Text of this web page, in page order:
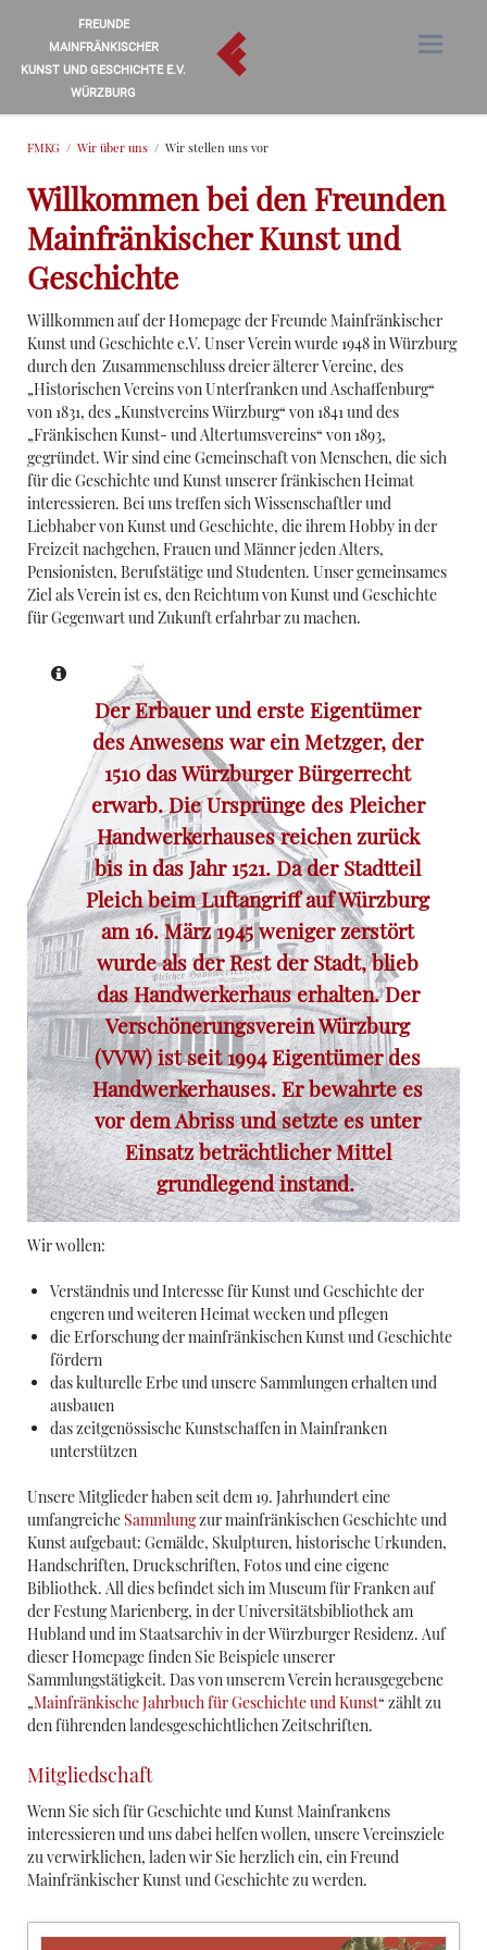
FREUNDE
MAINFRÄNKISCHER
KUNST UND GESCHICHTE E.V.
WÜRZBURG
FMKG Wir über uns Wir stellen uns vor
Willkommen bei den Freunden
Mainfränkischer Kunst und
Geschichte
Willkommen auf der Homepage der Freunde Mainfränkischer
Kunst und Geschichte e.V. Unser Verein wurde 1948 in Würzburg
durch den Zusammenschluss dreier älterer Vereine, des
„Historischen Vereins von Unterfranken und Aschaffenburg“
von 1831, des „Kunstvereins Würzburg“ von 1841 und des
„Fränkischen Kunst- und Altertumsvereins“ von 1893,
gegründet. Wir sind eine Gemeinschaft von Menschen, die sich
für die Geschichte und Kunst unserer fränkischen Heimat
interessieren. Bei uns treffen sich Wissenschaftler und
Liebhaber von Kunst und Geschichte, die ihrem Hobby in der
Freizeit nachgehen, Frauen und Männer jeden Alters,
Pensionisten, Berufstätige und Studenten. Unser gemeinsames
Ziel als Verein ist es, den Reichtum von Kunst und Geschichte
für Gegenwart und Zukunft erfahrbar zu machen.
Der Erbauer und erste Eigentümer
des Anwesens war ein Metzger, der
1510 das Würzburger Bürgerrecht
erwarb.Die Ursprünge des Pleicher
Handwerkerhausesreichen zurück
bis in das Jahr 1521. Da der Stadtteil
Pleich beim Luftangriff auf Würzburg
am 16. März 1945 weniger zerstört
wurde als der Rest der Stadt, blieb
das Handwerkerhaus erhalten. Der
Verschönerungsverein Würzburg
(VVW) ist seit 1994 Eigentümer des
Handwerkerhauses. Er bewahrte es
vor dem Abriss und setzte es unter
Einsatz beträchtlicher Mittel
grundlegend instand.
Wir wollen:
Verständnis und Interesse für Kunst und Geschichte der
engeren und weiteren Heimat wecken und pflegen
die Erforschung der mainfränkischen Kunst und Geschichte
fördern
das kulturelle Erbe und unsere Sammlungen erhalten und
ausbauen
das zeitgenössische Kunstschaffen in Mainfranken
unterstützen
Unsere Mitglieder haben seit dem 19. Jahrhundert eine
umfangreiche Sammlungzur mainfränkischen Geschichte und
Kunst aufgebaut: Gemälde, Skulpturen, historische Urkunden,
Handschriften, Druckschriften, Fotos und eine eigene
Bibliothek. All dies befindet sich im Museum für Franken auf
der Festung Marienberg, in der Universitätsbibliothek am
Hubland und im Staatsarchiv in der Würzburger Residenz. Auf
dieser Homepage finden Sie Beispiele unserer
Sammlungstätigkeit. Das von unserem Verein herausgegebene
„Mainfränkische Jahrbuch für Geschichte und Kunst“ zählt zu
den führenden landesgeschichtlichen Zeitschriften.
Mitgliedschaft
Wenn Sie sich für Geschichte und Kunst Mainfrankens
interessieren und uns dabei helfen wollen, unsere Vereinsziele
zu verwirklichen, laden wir Sie herzlich ein, ein Freund
Mainfränkischer Kunst und Geschichte zu werden.